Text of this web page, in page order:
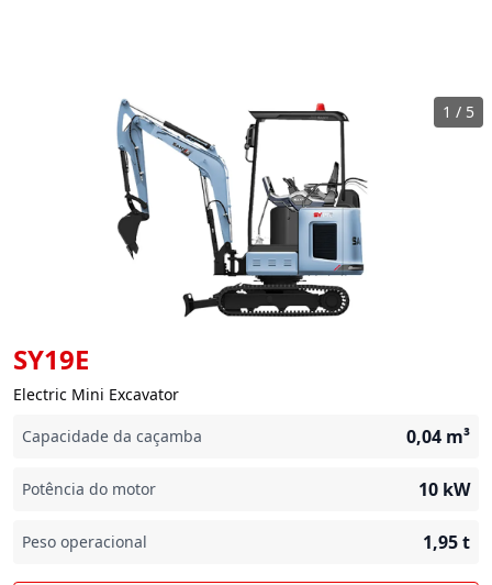
SY19E
Electric Mini Excavator
Capacidade da caçamba
0,04 m³
Potência do motor 10 kW
Peso operacional 1,95t
1 / 5